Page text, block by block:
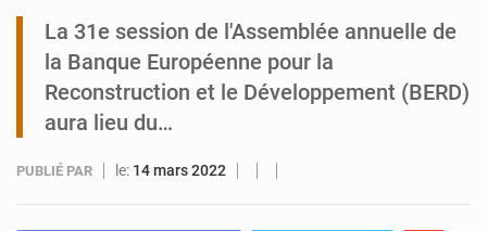
Tibiri : le dialogue, nouveau terrain de jeu pour la paix
La 31e session de l'Assemblée annuelle de
la Banque Européenne pour la
Reconstruction et le Développement (BERD)
aura lieu du…
PUBLIÉ PAR le: 14 mars 2022